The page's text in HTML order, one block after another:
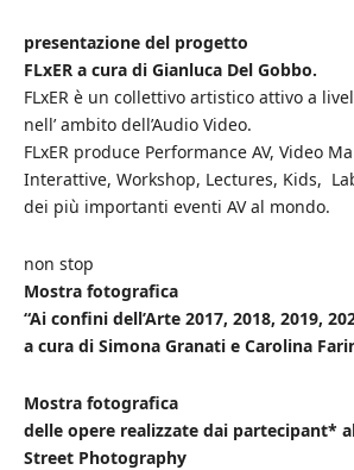
presentazione del progetto
FLxER a cura di Gianluca Del Gobbo.
FLxER è un collettivo artistico attivo a
nell’ ambito dell’Audio Video.
FLxER produce Performance AV, Video
Interattive, Workshop, Lectures, Kids,
dei più importanti eventi AV al mondo.
non stop
Mostra fotografica
“Ai confini dell’Arte 2017, 2018, 2019,
a cura di Simona Granati e Carolina
Mostra fotografica
delle opere realizzate dai partecipant*
Street Photography